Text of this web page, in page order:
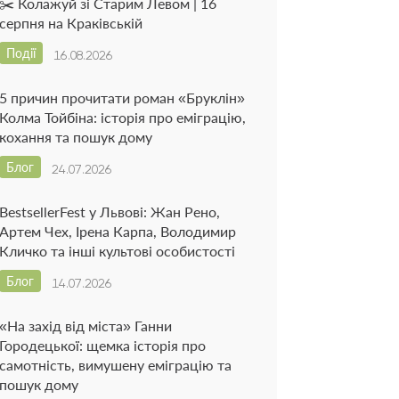
серпня на Краківській
16.08.2026
Події
5 причин прочитати роман «Бруклін»
Колма Тойбіна: історія про еміграцію,
кохання та пошук дому
24.07.2026
Блог
BestsellerFest у Львові: Жан Рено,
Артем Чех, Ірена Карпа, Володимир
Кличко та інші культові особистості
14.07.2026
Блог
«На захід від міста» Ганни
Городецької: щемка історія про
самотність, вимушену еміграцію та
пошук дому